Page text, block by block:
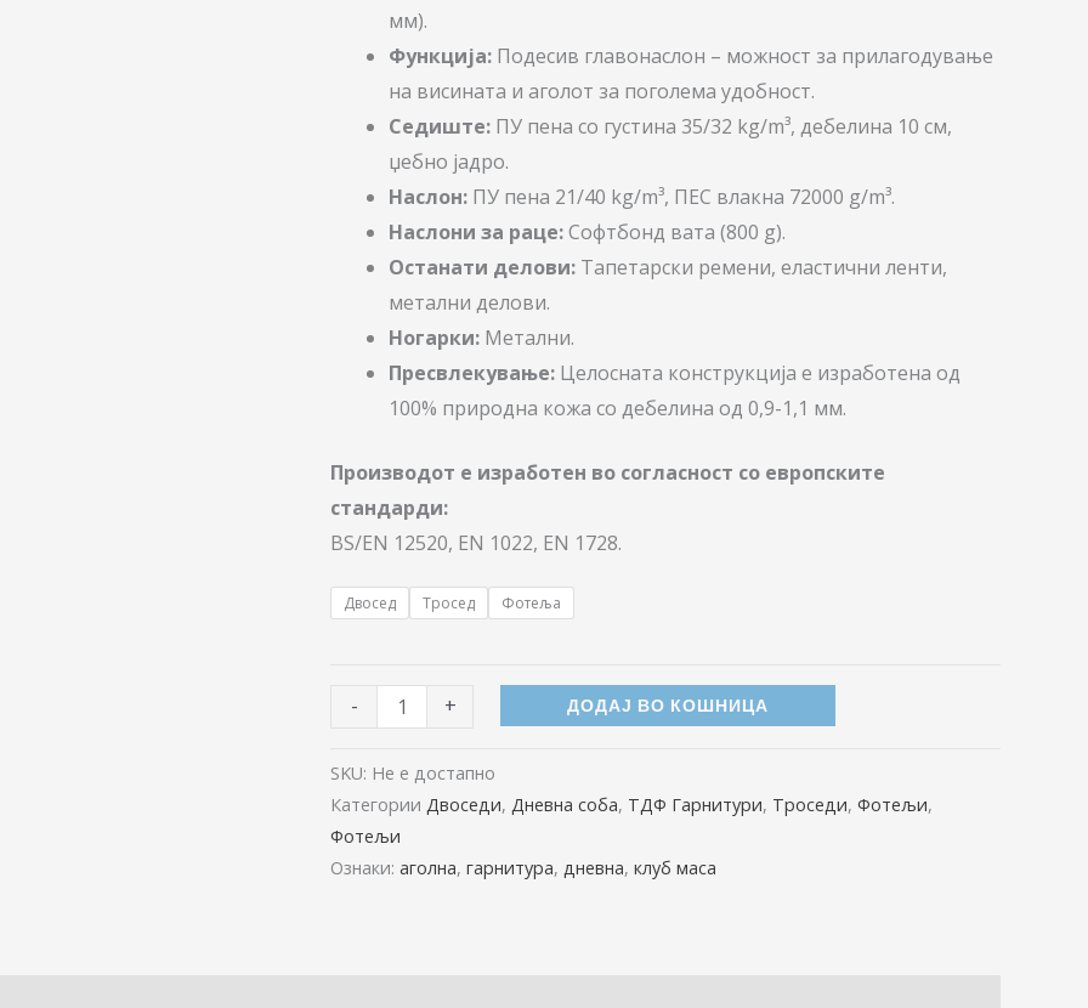
мм).
Функција: Подесив главонаслон – можност за прилагодување
на висината и аголот за поголема удобност.
Седиште: ПУ пена со густина 35/32 kg/m³, дебелина 10 см,
џебно јадро.
Наслон: ПУ пена 21/40 kg/m³, ПЕС влакна 72000 g/m³.
Наслони за раце:Софтбонд вата (800 g).
Останати делови: Тапетарски ремени, еластични ленти,
метални делови.
Ногарки: Метални.
Пресвлекување: Целосната конструкција е изработена од
100% природна кожа со дебелина од 0,9-1,1 мм.
Производот е изработен во согласност со европските
стандарди:
BS/EN 12520, EN 1022, EN 1728.
Двосед Тросед Фотеља
- + ДОДАЈ ВО КОШНИЦА
SKU: Не е достапно
Категории Двоседи, Дневна соба, ТДФ Гарнитури, Троседи, Фотељи,
Фотељи
Ознаки: аголна, гарнитура, дневна, клуб маса